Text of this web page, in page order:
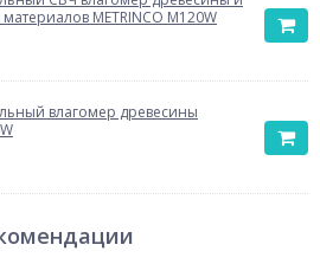
METRINCO M120W
влагомер древесины